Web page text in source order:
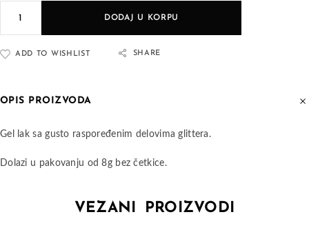
DODAJ U KORPU
ADD TO WISHLIST SHARE
OPIS PROIZVODA
Gel lak sa gusto raspoređenim delovima glittera.
Dolazi u pakovanju od 8g bez četkice.
VEZANI PROIZVODI